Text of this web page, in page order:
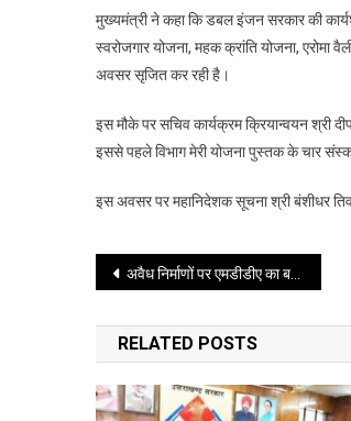
मुख्यमंत्री ने कहा कि डबल इंजन सरकार की
स्वरोजगार योजना, महक क्रांति योजना,
अवसर सृजित कर रही है।
इस मौके पर सचिव कार्यक्रम क्रियान्वयन श्री
इससे पहले विभाग मेरी योजना पुस्तक के चार
इस अवसर पर महानिदेशक सूचना श्री बंशीधर
Post
navigation
अवैध निर्माणों पर एमडीडीए का बड़ा वार, कुल्हान और चन्द्रवनी में चार भवन सील
RELATED POSTS